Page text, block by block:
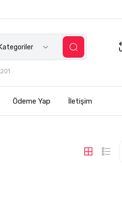
Ödeme Yap İletişim